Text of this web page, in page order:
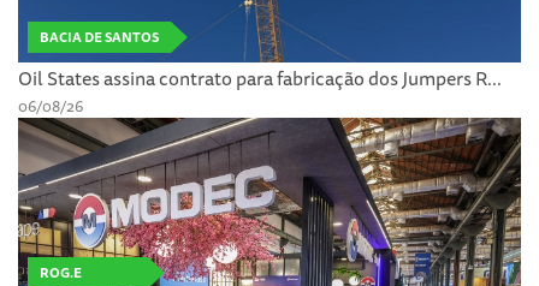
BACIA DE SANTOS
Oil States assina contrato para fabricação dos Jumpers R...
06/08/26
ROG.E